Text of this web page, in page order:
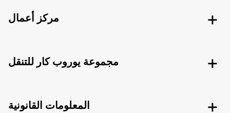
مركز أعمال
مجموعة يوروب كار للتنقل
المعلومات القانونية